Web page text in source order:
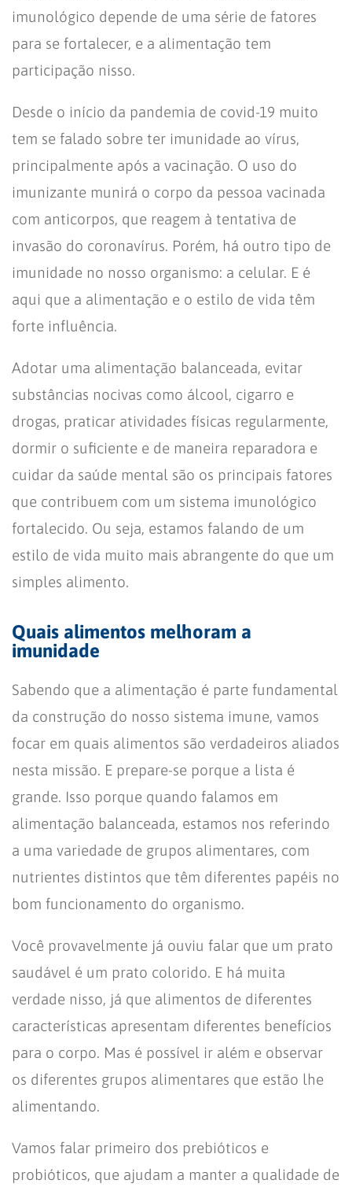
imunológico depende de uma série de fatores
para se fortalecer, e a alimentação tem
participação nisso.
Desde o início da pandemia de covid-19 muito
tem se falado sobre ter imunidade ao vírus,
principalmente após a vacinação. O uso do
imunizante munirá o corpo da pessoa vacinada
com anticorpos, que reagem à tentativa de
invasão do coronavírus. Porém, há outro tipo de
imunidade no nosso organismo: a celular. E é
aqui que a alimentação e o estilo de vida têm
forte influência.
Adotar uma alimentação balanceada, evitar
substâncias nocivas como álcool, cigarro e
drogas, praticar atividades físicas regularmente,
dormir o suficiente e de maneira reparadora e
cuidar da saúde mental são os principais fatores
que contribuem com um sistema imunológico
fortalecido. Ou seja, estamos falando de um
estilo de vida muito mais abrangente do que um
simples alimento.
Quais alimentos melhoram a
imunidade
Sabendo que a alimentação é parte fundamental
da construção do nosso sistema imune, vamos
focar em quais alimentos são verdadeiros aliados
nesta missão. E prepare-se porque a lista é
grande. Isso porque quando falamos em
alimentação balanceada, estamos nos referindo
a uma variedade de grupos alimentares, com
nutrientes distintos que têm diferentes papéis no
bom funcionamento do organismo.
Você provavelmente já ouviu falar que um prato
saudável é um prato colorido. E há muita
verdade nisso, já que alimentos de diferentes
características apresentam diferentes benefícios
para o corpo. Mas é possível ir além e observar
os diferentes grupos alimentares que estão lhe
alimentando.
Vamos falar primeiro dos prebióticos e
probióticos, que ajudam a manter a qualidade de